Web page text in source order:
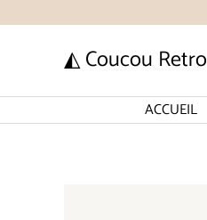
◭ Coucou Retro
ACCUEIL